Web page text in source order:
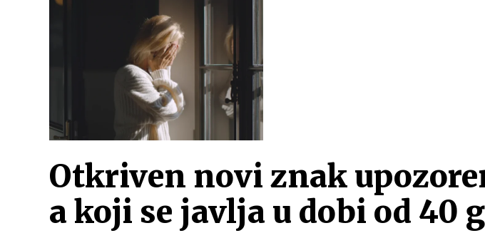
Otkriven novi znak
a koji se javlja u dobi od 40